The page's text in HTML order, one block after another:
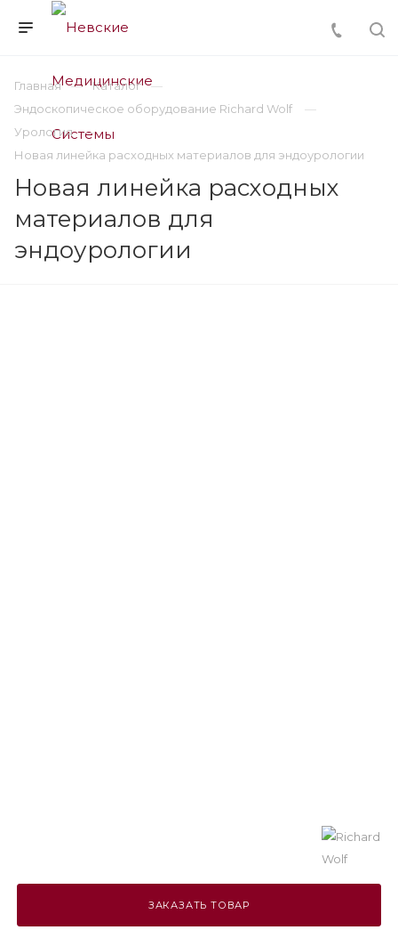
Главная
Каталог
Эндоскопическое оборудование Richard Wolf
Урология
Новая линейка расходных материалов для эндоурологии
Новая линейка расходных
материалов для
эндоурологии
ЗАКАЗАТЬ ТОВАР